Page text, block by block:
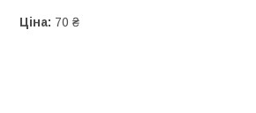
Ціна: 70 ₴